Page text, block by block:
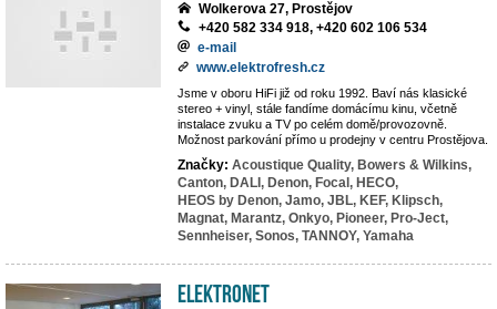
Wolkerova 27, Prostějov
+420 582 334 918, +420 602 106 534
e-mail
www.elektrofresh.cz
Jsme v oboru HiFi již od roku 1992. Baví nás klasické
stereo + vinyl, stále fandíme domácímu kinu, včetně
instalace zvuku a TV po celém domě/provozovně.
Možnost parkování přímo u prodejny v centru Prostějova.
Značky: Acoustique Quality, Bowers & Wilkins,
Canton, DALI, Denon, Focal, HECO,
HEOS by Denon, Jamo, JBL, KEF, Klipsch,
Magnat, Marantz, Onkyo, Pioneer, Pro-Ject,
Sennheiser, Sonos, TANNOY, Yamaha
ElektroNet